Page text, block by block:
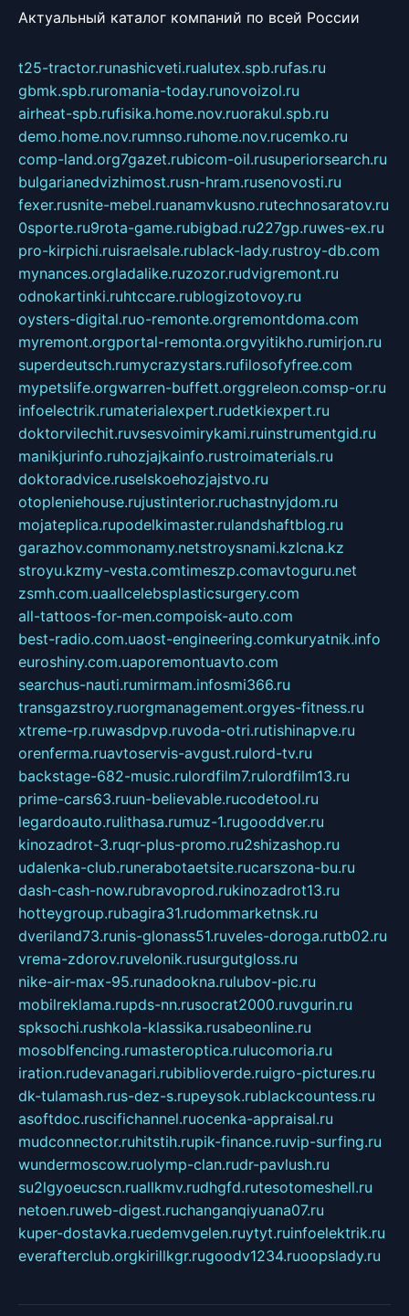
Актуальный каталог компаний по всей России
t25-tractor.runashicveti.rualutex.spb.rufas.ru
gbmk.spb.ruromania-today.runovoizol.ru
airheat-spb.rufisika.home.nov.ruorakul.spb.ru
demo.home.nov.rumnso.ruhome.nov.rucemko.ru
comp-land.org7gazet.rubicom-oil.rusuperiorsearch.ru
bulgarianedvizhimost.rusn-hram.rusenovosti.ru
fexer.rusnite-mebel.ruanamvkusno.rutechnosaratov.ru
0sporte.ru9rota-game.rubigbad.ru227gp.ruwes-ex.ru
pro-kirpichi.ruisraelsale.rublack-lady.rustroy-db.com
mynances.orgladalike.ruzozor.rudvigremont.ru
odnokartinki.ruhtccare.rublogizotovoy.ru
oysters-digital.ruo-remonte.orgremontdoma.com
myremont.orgportal-remonta.orgvyitikho.rumirjon.ru
superdeutsch.rumycrazystars.rufilosofyfree.com
mypetslife.orgwarren-buffett.orggreleon.comsp-or.ru
infoelectrik.rumaterialexpert.rudetkiexpert.ru
doktorvilechit.ruvsesvoimirykami.ruinstrumentgid.ru
manikjurinfo.ruhozjajkainfo.rustroimaterials.ru
doktoradvice.ruselskoehozjajstvo.ru
otopleniehouse.rujustinterior.ruchastnyjdom.ru
mojateplica.rupodelkimaster.rulandshaftblog.ru
garazhov.commonamy.netstroysnami.kzlcna.kz
stroyu.kzmy-vesta.comtimeszp.comavtoguru.net
zsmh.com.uaallcelebsplasticsurgery.com
all-tattoos-for-men.compoisk-auto.com
best-radio.com.uaost-engineering.comkuryatnik.info
euroshiny.com.uaporemontuavto.com
searchus-nauti.rumirmam.infosmi366.ru
transgazstroy.ruorgmanagement.orgyes-fitness.ru
xtreme-rp.ruwasdpvp.ruvoda-otri.rutishinapve.ru
orenferma.ruavtoservis-avgust.rulord-tv.ru
backstage-682-music.rulordfilm7.rulordfilm13.ru
prime-cars63.ruun-believable.rucodetool.ru
legardoauto.rulithasa.rumuz-1.rugooddver.ru
kinozadrot-3.ruqr-plus-promo.ru2shizashop.ru
udalenka-club.runerabotaetsite.rucarszona-bu.ru
dash-cash-now.rubravoprod.rukinozadrot13.ru
hotteygroup.rubagira31.rudommarketnsk.ru
dveriland73.runis-glonass51.ruveles-doroga.rutb02.ru
vrema-zdorov.ruvelonik.rusurgutgloss.ru
nike-air-max-95.runadookna.rulubov-pic.ru
mobilreklama.rupds-nn.rusocrat2000.ruvgurin.ru
spksochi.rushkola-klassika.rusabeonline.ru
mosoblfencing.rumasteroptica.rulucomoria.ru
iration.rudevanagari.rubiblioverde.ruigro-pictures.ru
dk-tulamash.rus-dez-s.rupeysok.rublackcountess.ru
asoftdoc.ruscifichannel.ruocenka-appraisal.ru
mudconnector.ruhitstih.rupik-finance.ruvip-surfing.ru
wundermoscow.ruolymp-clan.rudr-pavlush.ru
su2lgyoeucscn.ruallkmv.rudhgfd.rutesotomeshell.ru
netoen.ruweb-digest.ruchanganqiyuana07.ru
kuper-dostavka.ruedemvgelen.ruytyt.ruinfoelektrik.ru
everafterclub.orgkirillkgr.rugoodv1234.ruoopslady.ru